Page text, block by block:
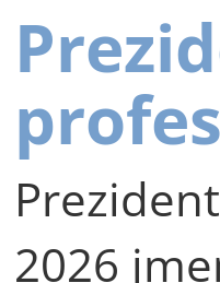
2026